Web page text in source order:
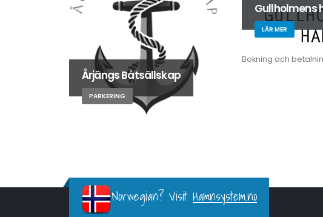
Årjängs Båtsällskap
PARKERING
Gullholmens
LÄR MER
Bokning och
Norwegian? Visit Hamnsystem.no